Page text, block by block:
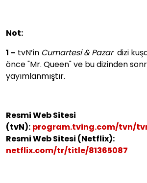
Not:
1 – tvN’in Cumartesi & Pazardizi
önce "Mr. Queen" ve bu dizinden
yayımlanmıştır.
Resmi Web Sitesi
(tvN): program.tving.com/tvn/
Resmi Web Sitesi (Netflix):
netflix.com/tr/title/81365087